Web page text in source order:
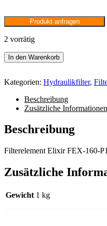
Produkt anfragen
2 vorrätig
Filterelement
Elixir
160-
Menge
In den Warenkorb
Kategorien: Hydraulikfilter,
Beschreibung
Zusätzliche Informationen
Beschreibung
Filterelement Elixir FEX-160-
Zusätzliche
Gewicht 1 kg